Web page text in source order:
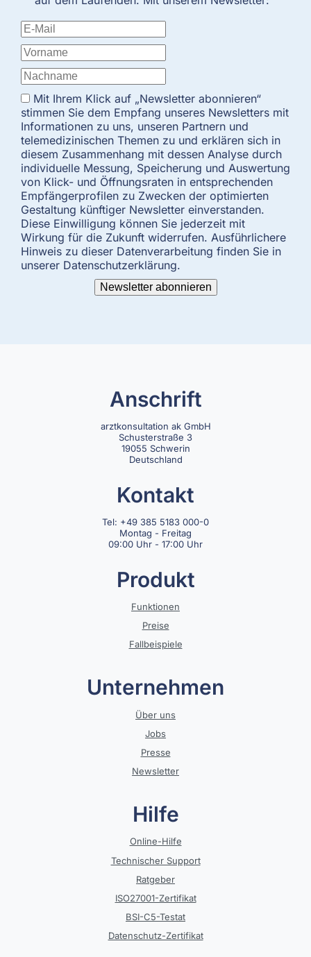
Mit Ihrem Klick auf „Newsletter abonnieren“
stimmen Sie dem Empfang unseres Newsletters mit
Informationen zu uns, unseren Partnern und
telemedizinischen Themen zu und erklären sich in
diesem Zusammenhang mit dessen Analyse durch
individuelle Messung, Speicherung und Auswertung
von Klick- und Öffnungsraten in entsprechenden
Empfängerprofilen zu Zwecken der optimierten
Gestaltung künftiger Newsletter einverstanden.
Diese Einwilligung können Sie jederzeit mit
Wirkung für die Zukunft widerrufen. Ausführlichere
Hinweis zu dieser Datenverarbeitung finden Sie in
unserer Datenschutzerklärung.
Newsletter abonnieren
Anschrift
arztkonsultation ak GmbH
Schusterstraße 3
19055 Schwerin
Deutschland
Kontakt
Tel: +49 385 5183 000-0
Montag - Freitag
09:00 Uhr - 17:00 Uhr
Produkt
Funktionen
Preise
Fallbeispiele
Unternehmen
Über uns
Jobs
Presse
Newsletter
Hilfe
Online-Hilfe
Technischer Support
Ratgeber
ISO27001-Zertifikat
BSI-C5-Testat
Datenschutz-Zertifikat